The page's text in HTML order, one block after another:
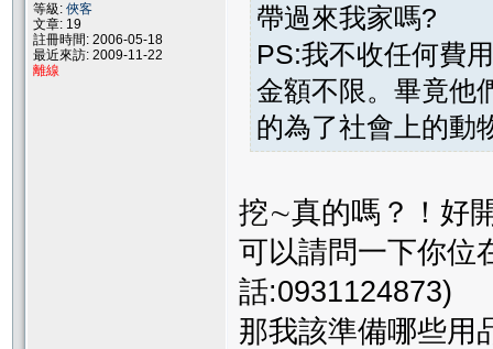
等級: 俠客
文章: 19
註冊時間: 2006-05-18
最近來訪: 2009-11-22
離線
帶過來我家嗎?
PS:我不收任何費
金額不限。畢竟他
的為了社會上的動
挖∼真的嗎？！好
可以請問一下你位
話:0931124873)
那我該準備哪些用